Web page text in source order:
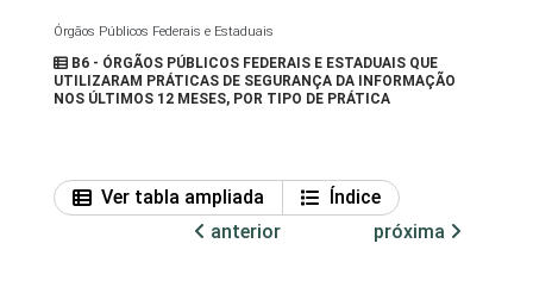
Órgãos Públicos Federais e Estaduais
B6 - ÓRGÃOS PÚBLICOS FEDERAIS E ESTADUAIS QUE
UTILIZARAM PRÁTICAS DE SEGURANÇA DA INFORMAÇÃO
NOS ÚLTIMOS 12 MESES, POR TIPO DE PRÁTICA
Ver tabla ampliada
Índice
anterior
próxima